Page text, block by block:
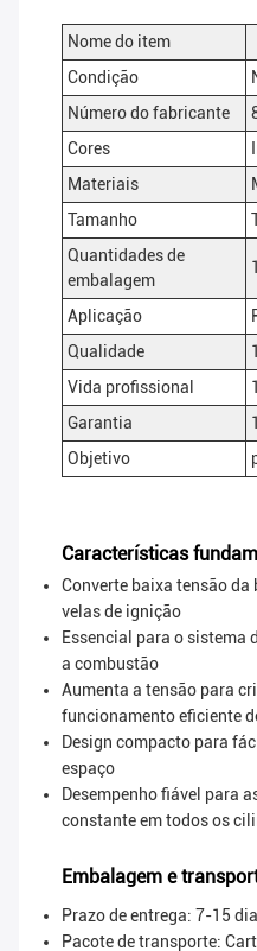
Nome do item
Condição
Número do fabricante
Cores
Materiais
Tamanho
Quantidades de
embalagem
Aplicação
Qualidade
Vida profissional
Garantia
Objetivo
Características
Converte baixa tensão
velas de ignição
Essencial para o sistema
a combustão
Aumenta a tensão para
funcionamento eficiente
Design compacto para
espaço
Desempenho fiável para
constante em todos os
Embalagem e
Prazo de entrega: 7-15
Pacote de transporte: